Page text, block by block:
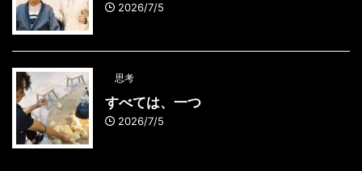
2026/7/5
思考
すべては、一つ
2026/7/5